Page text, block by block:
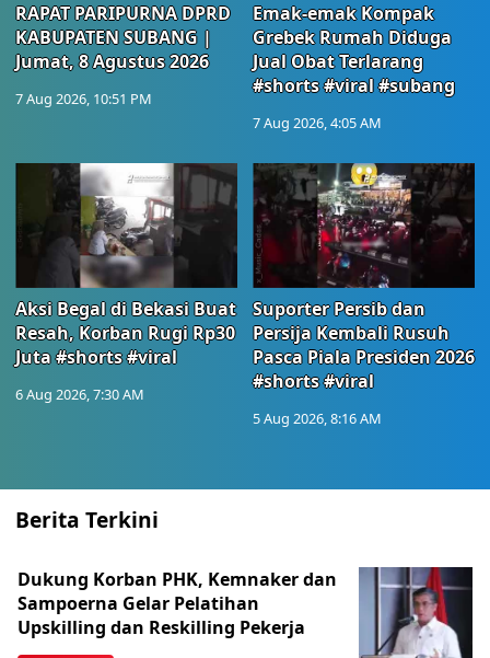
RAPAT PARIPURNA DPRD
KABUPATEN SUBANG |
Jumat, 8 Agustus 2026
7 Aug 2026, 10:51 PM
Emak-emak Kompak
Grebek Rumah Diduga
Jual Obat Terlarang
#shorts #viral #subang
7 Aug 2026, 4:05 AM
Aksi Begal di Bekasi Buat
Resah, Korban Rugi Rp30
Juta #shorts #viral
6 Aug 2026, 7:30 AM
Suporter Persib dan
Persija Kembali Rusuh
Pasca Piala Presiden 2026
#shorts #viral
5 Aug 2026, 8:16 AM
Berita Terkini
Dukung Korban PHK, Kemnaker dan
Sampoerna Gelar Pelatihan
Upskilling dan Reskilling Pekerja